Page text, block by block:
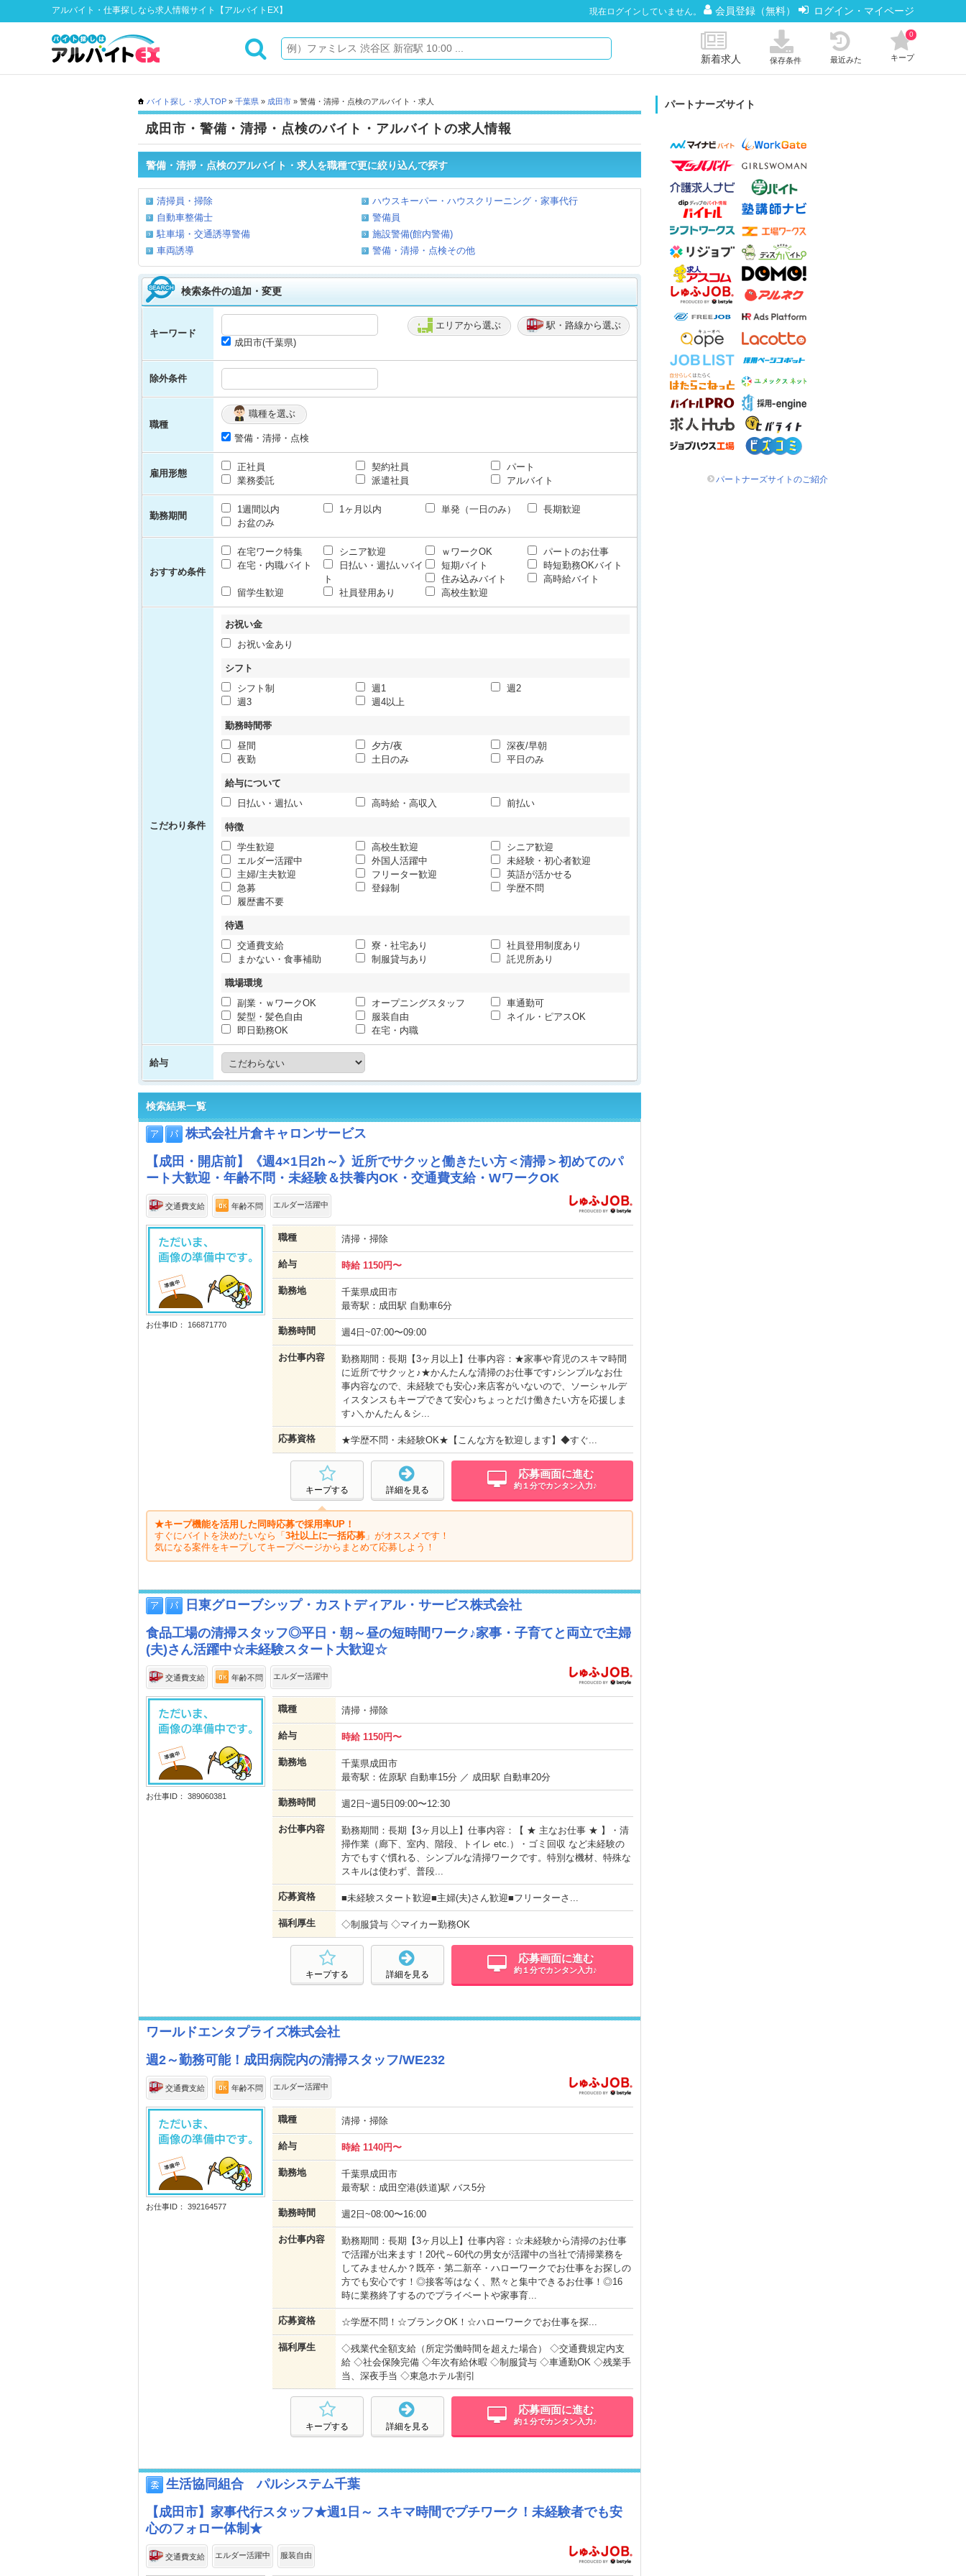
アルバイト・仕事探しなら求人情報サイト【アルバイトEX】 現在ログインしていません。 会員登録（無料） ログイン・マイページ
新着求人 保存条件 最近みた キープ
0
バイト探し・求人TOP » 千葉県 » 成田市 » 警備・清掃・点検のアルバイト・求人
成田市・警備・清掃・点検のバイト・アルバイトの求人情報
警備・清掃・点検のアルバイト・求人を職種で更に絞り込んで探す
清掃員・掃除
ハウスキーパー・ハウスクリーニング・家事代行
自動車整備士
警備員
駐車場・交通誘導警備
施設警備(館内警備)
車両誘導
警備・清掃・点検その他
検索条件の追加・変更
キーワード
エリアから選ぶ
駅・路線から選ぶ
成田市(千葉県)
除外条件
職種
職種を選ぶ
警備・清掃・点検
雇用形態
正社員 契約社員
パート
業務委託
派遣社員 アルバイト
勤務期間
1週間以内 1ヶ月以内 単発（一日のみ）
長期歓迎
お盆のみ
おすすめ条件
在宅ワーク特集 シニア歓迎 ｗワークOK
パートのお仕事
在宅・内職バイト
日払い・週払いバイ
ト
短期バイト
時短勤務OKバイト
住み込みバイト
高時給バイト
留学生歓迎
社員登用あり 高校生歓迎
こだわり条件
お祝い金
お祝い金あり
シフト
シフト制
週1
週2
週3
週4以上
勤務時間帯
昼間
夕方/夜
深夜/早朝
夜勤
土日のみ 平日のみ
給与について
日払い・週払い
高時給・高収入 前払い
特徴
学生歓迎
高校生歓迎
シニア歓迎
エルダー活躍中
外国人活躍中
未経験・初心者歓迎
主婦/主夫歓迎
フリーター歓迎
英語が活かせる
急募
登録制
学歴不問
履歴書不要
待遇
交通費支給
寮・社宅あり
社員登用制度あり
まかない・食事補助
制服貸与あり 託児所あり
職場環境
副業・ｗワークOK
オープニングスタッフ
車通勤可
髪型・髪色自由
服装自由
ネイル・ピアスOK
即日勤務OK
在宅・内職
給与
検索結果一覧
株式会社片倉キャロンサービス
【成田・開店前】《週4×1日2h～》近所でサクッと働きたい方＜清掃＞初めてのパ
ート大歓迎・年齢不問・未経験＆扶養内OK・交通費支給・WワークOK
交通費支給 年齢不問 エルダー活躍中
お仕事ID： 166871770
職種 清掃・掃除
給与 時給 1150円〜
勤務地
千葉県成田市
最寄駅：成田駅 自動車6分
勤務時間 週4日~07:00〜09:00
お仕事内容
勤務期間：長期【3ヶ月以上】仕事内容：★家事や育児のスキマ時間
に近所でサクッと♪★かんたんな清掃のお仕事です♪シンプルなお仕
事内容なので、未経験でも安心♪来店客がいないので、ソーシャルデ
ィスタンスもキープできて安心♪ちょっとだけ働きたい方を応援しま
す♪＼かんたん＆シ...
応募資格 ★学歴不問・未経験OK★【こんな方を歓迎します】◆すぐ...
応募画面に進む
約１分でカンタン入力♪
詳細を見る
キープする
★キープ機能を活用した同時応募で採用率UP！
すぐにバイトを決めたいなら「 3社以上に一括応募 」がオススメです！
気になる案件をキープしてキープページからまとめて応募しよう！
日東グローブシップ・カストディアル・サービス株式会社
食品工場の清掃スタッフ◎平日・朝～昼の短時間ワーク♪家事・子育てと両立で主婦
(夫)さん活躍中☆未経験スタート大歓迎☆
交通費支給 年齢不問 エルダー活躍中
お仕事ID： 389060381
職種 清掃・掃除
給与 時給 1150円〜
勤務地
千葉県成田市
最寄駅：佐原駅 自動車15分 ／ 成田駅 自動車20分
勤務時間 週2日~週5日09:00〜12:30
お仕事内容
勤務期間：長期【3ヶ月以上】仕事内容：【 ★ 主なお仕事 ★ 】・清
掃作業（廊下、室内、階段、トイレ etc.）・ゴミ回収 など未経験の
方でもすぐ慣れる、シンプルな清掃ワークです。特別な機材、特殊な
スキルは使わず、普段...
応募資格 ■未経験スタート歓迎■主婦(夫)さん歓迎■フリーターさ...
福利厚生 ◇制服貸与 ◇マイカー勤務OK
応募画面に進む
約１分でカンタン入力♪
詳細を見る
キープする
ワールドエンタプライズ株式会社
週2～勤務可能！成田病院内の清掃スタッフ/WE232
交通費支給 年齢不問 エルダー活躍中
お仕事ID： 392164577
職種 清掃・掃除
給与 時給 1140円〜
勤務地
千葉県成田市
最寄駅：成田空港(鉄道)駅 バス5分
勤務時間 週2日~08:00〜16:00
お仕事内容
勤務期間：長期【3ヶ月以上】仕事内容：☆未経験から清掃のお仕事
で活躍が出来ます！20代～60代の男女が活躍中の当社で清掃業務を
してみませんか？既卒・第二新卒・ハローワークでお仕事をお探しの
方でも安心です！◎接客等はなく、黙々と集中できるお仕事！◎16
時に業務終了するのでプライベートや家事育...
応募資格 ☆学歴不問！☆ブランクOK！☆ハローワークでお仕事を探...
福利厚生
◇残業代全額支給（所定労働時間を超えた場合） ◇交通費規定内支
給 ◇社会保険完備 ◇年次有給休暇 ◇制服貸与 ◇車通勤OK ◇残業手
当、深夜手当 ◇東急ホテル割引
応募画面に進む
約１分でカンタン入力♪
詳細を見る
キープする
生活協同組合 パルシステム千葉
【成田市】家事代行スタッフ★週1日～ スキマ時間でプチワーク！未経験者でも安
心のフォロー体制★
交通費支給 エルダー活躍中 服装自由
パートナーズサイト
パートナーズサイトのご紹介